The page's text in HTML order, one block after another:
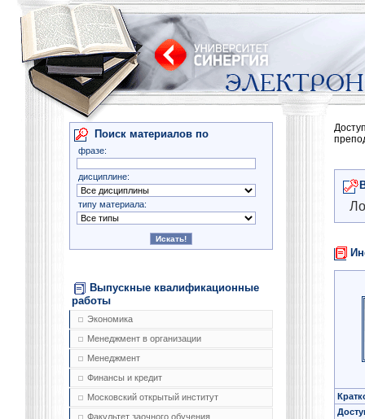
Поиск материалов по
фразе:
дисциплине:
типу материала:
Выпускные квалификационные
работы
Экономика
Менеджмент в организации
Менеджмент
Финансы и кредит
Московский открытый институт
Факультет заочного обучения